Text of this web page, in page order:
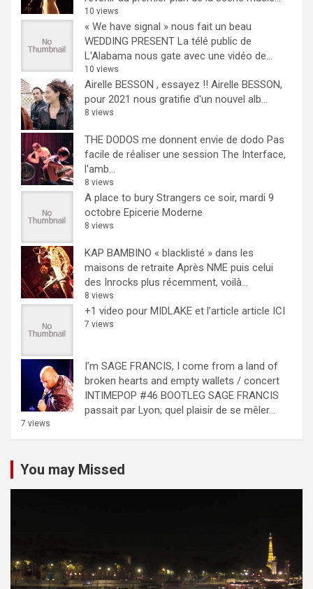
10 views
« We have signal » nous fait un beau
WEDDING PRESENT La télé public de
L'Alabama nous gate avec une vidéo de...
10 views
Airelle BESSON , essayez !! Airelle BESSON,
pour 2021 nous gratifie d'un nouvel alb...
8 views
THE DODOS me donnent envie de dodo Pas
facile de réaliser une session The Interface,
l'amb...
8 views
A place to bury Strangers ce soir, mardi 9
octobre Epicerie Moderne
8 views
KAP BAMBINO « blacklisté » dans les
maisons de retraite Après NME puis celui
des Inrocks plus récemment, voilà...
8 views
+1 video pour MIDLAKE et l’article article ICI
7 views
I’m SAGE FRANCIS, I come from a land of
broken hearts and empty wallets / concert
INTIMEPOP #46 BOOTLEG SAGE FRANCIS
passait par Lyon; quel plaisir de se mêler...
7 views
You may Missed